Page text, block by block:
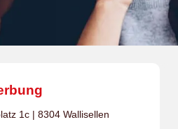
1c | 8304 Wallisellen